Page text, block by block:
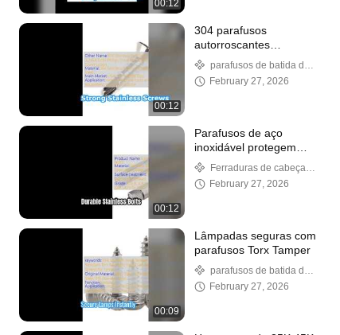
00:12
00:12
304 parafusos
autorroscantes
inoxidáveis ​​para
construção
parafusos de batida do
auto de aço inoxidável
February 27, 2026
00:12
Parafusos de aço
inoxidável protegem
seus projetos
Ferraduras de cabeça
hexagonal de aço
February 27, 2026
00:09
Lâmpadas seguras com
parafusos Torx Tamper
parafusos de batida do
auto de aço inoxidável
February 27, 2026